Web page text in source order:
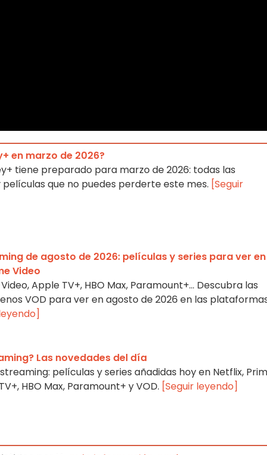
en marzo de 2026?
tiene preparado para marzo de 2026: todas las
películas que no puedes perderte este mes. [Seguir
de agosto de 2026: películas y series para ver en
Video
Apple TV+, HBO Max, Paramount+… Descubra las
VOD para ver en agosto de 2026 en las
Las novedades del día
películas y series añadidas hoy en Netflix,
HBO Max, Paramount+ y VOD. [Seguir leyendo]